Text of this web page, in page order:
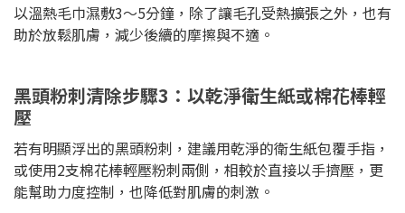
以溫熱毛巾濕敷3～5分鐘，除了讓毛孔受熱擴張之外，也有
助於放鬆肌膚，減少後續的摩擦與不適。
黑頭粉刺清除步驟3：以乾淨衛生紙或棉花棒輕
壓
若有明顯浮出的黑頭粉刺，建議用乾淨的衛生紙包覆手指，
或使用2支棉花棒輕壓粉刺兩側，相較於直接以手擠壓，更
能幫助力度控制，也降低對肌膚的刺激。